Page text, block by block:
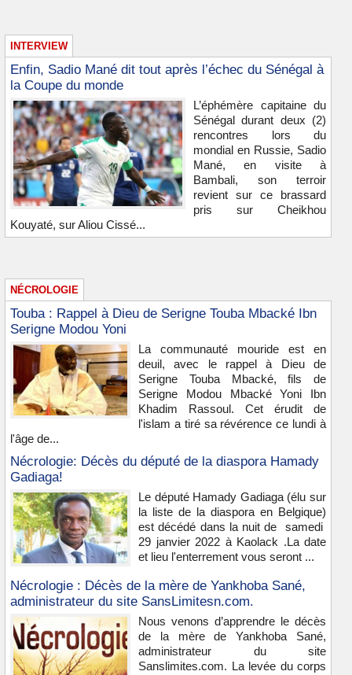
INTERVIEW
Enfin, Sadio Mané dit tout après l’échec du Sénégal à
la Coupe du monde
L’éphémère capitaine du
Sénégal durant deux (2)
rencontres lors du
mondial en Russie, Sadio
Mané, en visite à
Bambali, son terroir
revient sur ce brassard
pris sur Cheikhou
Kouyaté, sur Aliou Cissé...
NÉCROLOGIE
Touba : Rappel à Dieu de Serigne Touba Mbacké Ibn
Serigne Modou Yoni
La communauté mouride est en
deuil, avec le rappel à Dieu de
Serigne Touba Mbacké, fils de
Serigne Modou Mbacké Yoni Ibn
Khadim Rassoul. Cet érudit de
l'islam a tiré sa révérence ce lundi à
l'âge de...
Nécrologie: Décès du député de la diaspora Hamady
Gadiaga!
Le député Hamady Gadiaga (élu sur
la liste de la diaspora en Belgique)
est décédé dans la nuit de samedi
29 janvier 2022 à Kaolack .La date
et lieu l'enterrement vous seront ...
Nécrologie : Décès de la mère de Yankhoba Sané,
administrateur du site SansLimitesn.com.
Nous venons d’apprendre le décès
de la mère de Yankhoba Sané,
administrateur du site
Sanslimites.com. La levée du corps